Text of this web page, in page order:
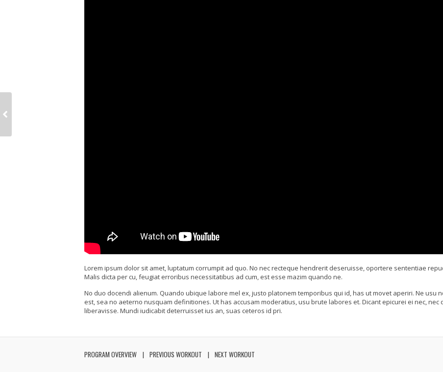
Lorem ipsum dolor sit amet, luptatum corrumpit ad quo. No nec recteque hendrerit deseruisse, oportere sententiae
Malis dicta per cu, feugiat erroribus necessitatibus ad cum, est esse mazim quando ne.
No duo docendi alienum. Quando ubique labore mel ex, justo platonem temporibus qui id, has ut movet aperiri. Ne usu
est, sea no aeterno nusquam definitiones. Ut has accusam moderatius, usu brute labores et. Dicant epicurei ei nec, nec
liberavisse. Mundi iudicabit deterruisset ius an, suas ceteros id pri.
PROGRAM OVERVIEW PREVIOUS WORKOUT NEXT WORKOUT